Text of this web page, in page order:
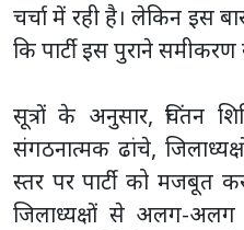
चर्चा में रही है। लेकिन इस
कि पार्टी इस पुराने
सूत्रों के अनुसार, चिंतन
संगठनात्मक ढांचे,
स्तर पर पार्टी को मजबूत
जिलाध्यक्षों से अलग-